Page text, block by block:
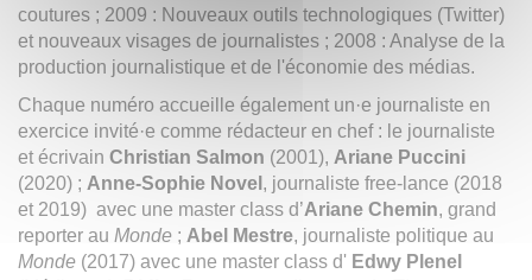
coutures ; 2009 : Nouveaux outils technologiques (Twitter)
et nouveaux visages de journalistes ; 2008 : Analyse de la
production journalistique et de l'économie des médias.
Chaque numéro accueille également un·e journaliste en
exercice invité·e comme rédacteur en chef : le journaliste
et écrivain Christian Salmon (2001), Ariane Puccini
(2020) ; Anne-Sophie Novel , journaliste free-lance (2018
et 2019) avec une master class d’Ariane Chemin, grand
reporter au Monde ; Abel Mestre, journaliste politique au
Monde (2017) avec une master class d' Edwy Plenel